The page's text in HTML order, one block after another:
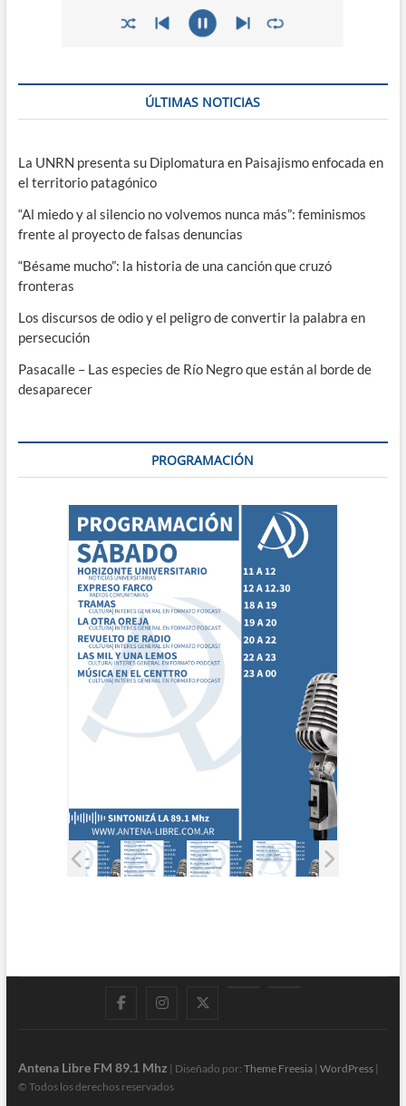
ÚLTIMAS NOTICIAS
La UNRN presenta su Diplomatura en Paisajismo enfocada en
el territorio patagónico
“Al miedo y al silencio no volvemos nunca más”: feminismos
frente al proyecto de falsas denuncias
“Bésame mucho”: la historia de una canción que cruzó
fronteras
Los discursos de odio y el peligro de convertir la palabra en
persecución
Pasacalle – Las especies de Río Negro que están al borde de
desaparecer
PROGRAMACIÓN
FacebookInstagram
Antena Libre FM 89.1 Mhz | Diseñado por: Theme Freesia| WordPress|
© Todos los derechos reservados